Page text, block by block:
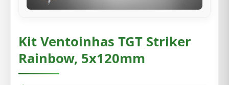
Kit Ventoinhas TGT Striker
Rainbow, 5x120mm